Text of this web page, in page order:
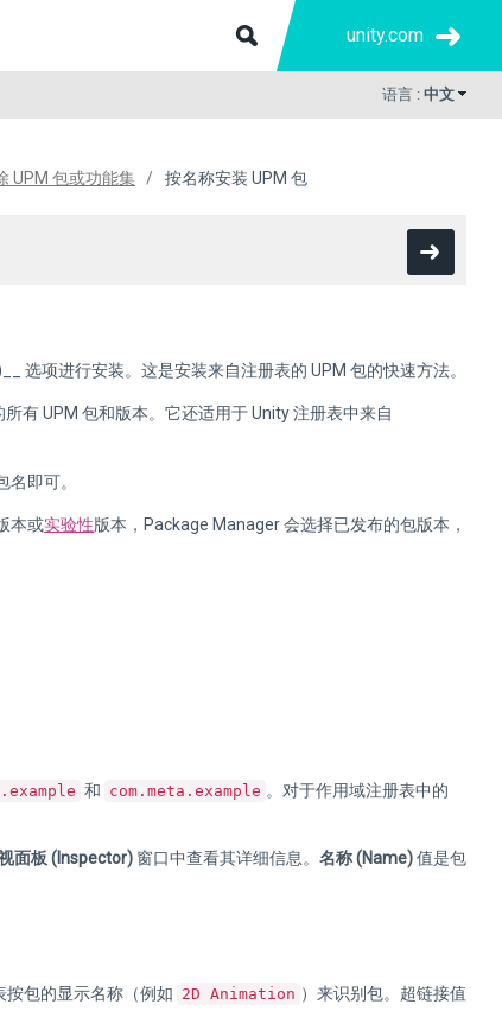
unity.com
语言 : 中文
UPM 包或功能集 按名称安装 UPM 包
选项进行安装。这是安装来自注册表的 UPM 包的快速方法。
所有 UPM 包和版本。它还适用于 Unity 注册表中来自
即可。
本或实验性版本，Package Manager 会选择已发布的包版本，
和 com.meta.example 。对于作用域注册表中的
面板 (Inspector) 窗口中查看其详细信息。 名称 (Name)值是包
按包的显示名称（例如 2D Animation ）来识别包。超链接值